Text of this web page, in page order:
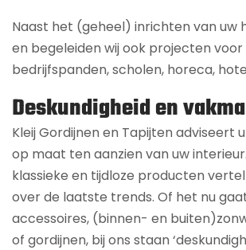
Naast het (geheel) inrichten van uw
en begeleiden wij ook projecten voor
bedrijfspanden, scholen, horeca,
Deskundigheid en
Kleij Gordijnen en Tapijten adviseert
op maat ten aanzien van uw
klassieke en tijdloze producten
over de laatste trends. Of het nu
accessoires, (binnen- en
of gordijnen, bij ons staan